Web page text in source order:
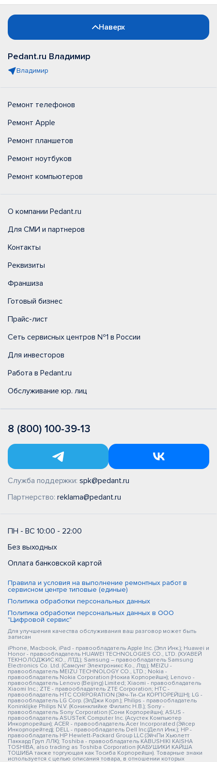
Наверх
Pedant.ru Владимир
Владимир
Ремонт телефонов
Ремонт Apple
Ремонт планшетов
Ремонт ноутбуков
Ремонт компьютеров
О компании Pedant.ru
Для СМИ и партнеров
Контакты
Реквизиты
Франшиза
Готовый бизнес
Прайс-лист
Сеть сервисных центров №1 в России
Для инвесторов
Работа в Pedant.ru
Обслуживание юр. лиц
8 (800) 100-39-13
Служба поддержки: spk@pedant.ru
Партнерство: reklama@pedant.ru
ПН - ВС 10:00 - 22:00
Без выходных
Оплата банковской картой
Правила и условия на выполнение ремонтных работ в
сервисном центре типовые (единые)
Политика обработки персональных данных
Политика обработки персональных данных в ООО
"Цифровой сервис"
Для улучшения качества обслуживания ваш разговор может быть
записан
iPhone, Macbook, iPad - правообладатель Apple Inc. (Эпл Инк.); Huawei и
Honor - правообладатель HUAWEI TECHNOLOGIES CO., LTD. (ХУАВЕЙ
ТЕКНОЛОДЖИС КО., ЛТД.); Samsung – правообладатель Samsung
Electronics Co. Ltd. (Самсунг Электроникс Ко., Лтд.); MEIZU -
правообладатель MEIZU TECHNOLOGY CO., LTD.; Nokia -
правообладатель Nokia Corporation (Нокиа Корпорейшн); Lenovo -
правообладатель Lenovo (Beijing) Limited; Xiaomi - правообладатель
Xiaomi Inc.; ZTE - правообладатель ZTE Corporation; HTC -
правообладатель HTC CORPORATION (Эйч-Ти-Си КОРПОРЕЙШН); LG -
правообладатель LG Corp. (ЭлДжи Корп.); Philips - правообладатель
Koninklijke Philips N.V. (Конинклийке Филипс Н.В.); Sony -
правообладатель Sony Corporation (Сони Корпорейшн); ASUS -
правообладатель ASUSTeK Computer Inc. (Асустек Компьютер
Инкорпорейшн); ACER - правообладатель Acer Incorporated (Эйсер
Инкорпорейтед); DELL - правообладатель Dell Inc.(Делл Инк.); HP -
правообладатель HP Hewlett-Packard Group LLC (ЭйчПи Хьюлетт
Паккард Груп ЛЛК); Toshiba - правообладатель KABUSHIKI KAISHA
TOSHIBA, also trading as Toshiba Corporation (КАБУШИКИ КАЙША
ТОШИБА также торгующая как Тосиба Корпорейшн). Товарные знаки
используется с целью описания товара, в отношении которых